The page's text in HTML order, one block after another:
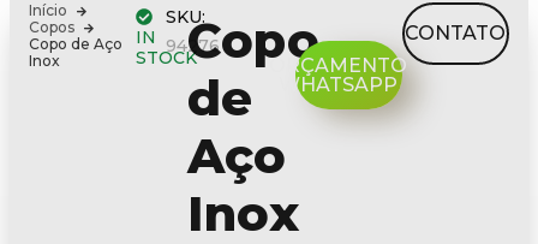
Início
Copos
Copo de Aço
Inox
IN
STOCK
SKU:
94276
Copo
de
Aço
Inox
ORÇAMENTO
WHATSAPP
CONTATO